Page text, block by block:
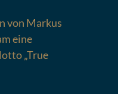
von Markus
eine
„True